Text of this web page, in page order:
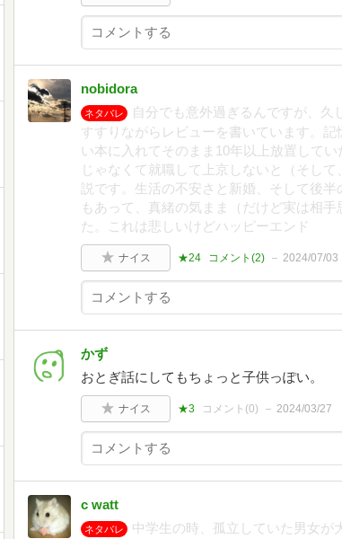
nobidora
ネタバレ
自分でも意外過ぎるんですが、久
すすりながらレビューを書いています。
い本に入れてそのまま10年以上放置して
じゃなくて就職して上京しないと（そし
説です。生活の不安さと新婚、そして後
もあって、真緒の気まま（だけど実は相
た。これは悲しいけどハッピーエンド
ナイス ★24 コメント(2) 2024/07/03
かず
おとぎ話にしてもちょっと子供っぽい。
ナイス ★3 コメント(0) 2024/03/27
c watt
ネタバレ
中学生の時、孤立していた男女が